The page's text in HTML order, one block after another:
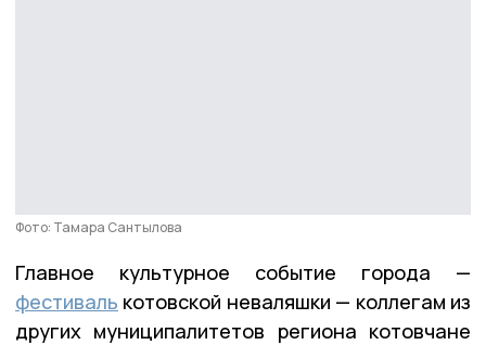
Фото: Тамара Сантылова
Главное культурное событие города —
фестиваль котовской неваляшки — коллегам из
других муниципалитетов региона котовчане